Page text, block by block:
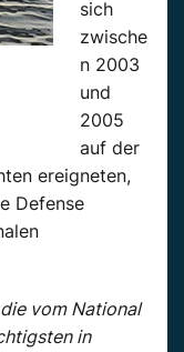
sich
zwische
n 2003
und
2005
auf der
ereigneten,
Defense
vom National
in